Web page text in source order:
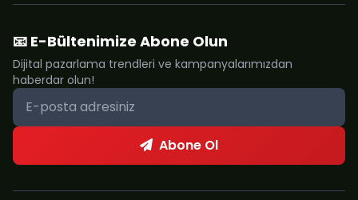
📧 E-Bültenimize Abone Olun
Dijital pazarlama trendleri ve kampanyalarımızdan
haberdar olun!
Abone Ol